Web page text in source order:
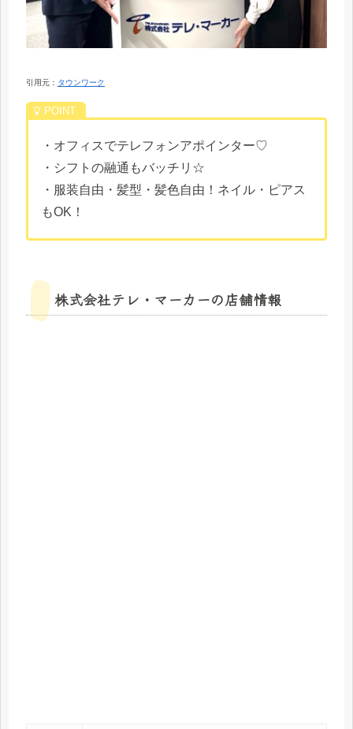
引用元： タウンワーク
・オフィスでテレフォンアポインター♡
・シフトの融通もバッチリ☆
・服装自由・髪型・髪色自由！ネイル・ピアス
もOK！
株式会社テレ・マーカーの店舗情報